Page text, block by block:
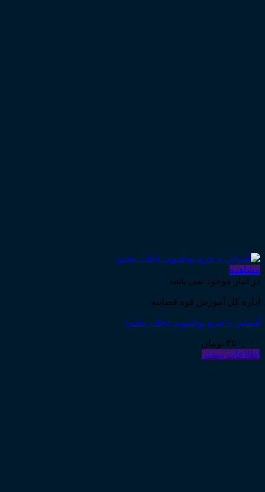
مشاهده
در انبار موجود نمی باشد
اداره کل آموزش قوه قضاییه
آشنایی با جرم پولشویی (چاپ پنجم)
۳۵۰,۰۰۰ تومان
اطلاعات بیشتر